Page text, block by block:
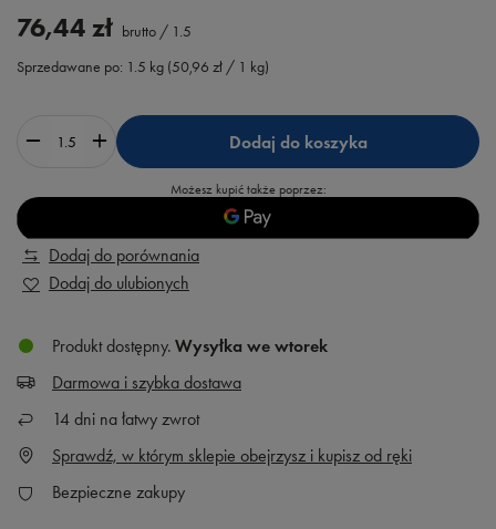
76,44 zł brutto / 1.5
Sprzedawane po: 1.5 kg (50,96 zł / 1 kg)
Dodaj do koszyka
Możesz kupić także poprzez:
Dodaj do porównania
Dodaj do ulubionych
Produkt dostępny Wysyłka we wtorek
Darmowa i szybka dostawa
14 dni na łatwy zwrot
Sprawdź, w którym sklepie obejrzysz i kupisz od ręki
Bezpieczne zakupy